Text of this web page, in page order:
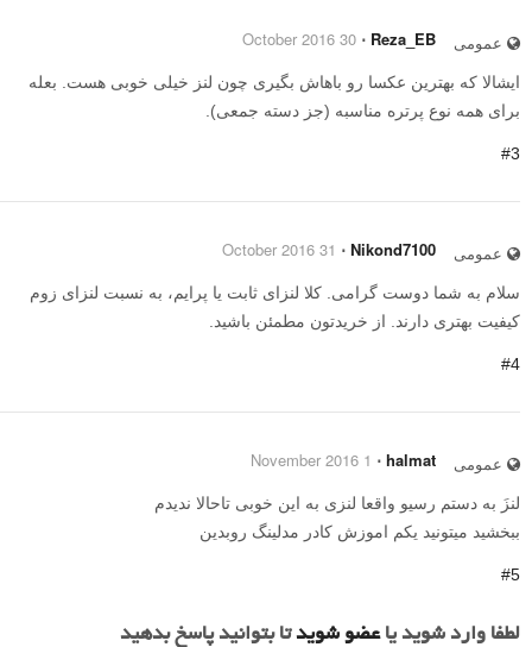
عمومی Reza_EB
⋅
30 October 2016
ایشالا که بهترین عکسا رو باهاش بگیری چون لنز خیلی خوبی هست. بعله
برای همه نوع پرتره مناسبه (جز دسته جمعی).
#3
عمومی Nikond7100
⋅
31 October 2016
سلام به شما دوست گرامی. کلا لنزای ثابت یا پرایم، به نسبت لنزای زوم
کیفیت بهتری دارند. از خریدتون مطمئن باشید.
#4
عمومی halmat
⋅
1 November 2016
لنزَ به دستم رسیو واقعا لنزی به این خوبی تاحالا ندیدم
ببخشید میتونید یکم اموزش کادر مدلینگ روبدین
#5
لطفا وارد شوید یاعضو شویدتا بتوانید پاسخ بدهید